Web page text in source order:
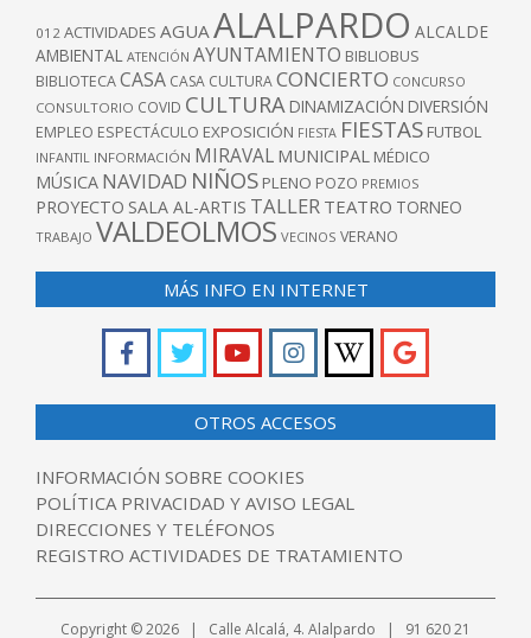
012 ACTIVIDADES AGUAALALPARDO ALCALDE
AMBIENTAL ATENCIÓN AYUNTAMIENTO BIBLIOBUS
BIBLIOTECACASA CASA CULTURACONCIERTO CONCURSO
CONSULTORIO COVID CULTURA DINAMIZACIÓN DIVERSIÓN
EMPLEO ESPECTÁCULO EXPOSICIÓN FIESTA FIESTAS FUTBOL
INFANTIL INFORMACIÓN MIRAVAL MUNICIPAL MÉDICO
MÚSICA NAVIDAD NIÑOS PLENO POZO PREMIOS
PROYECTO SALA AL-ARTIS TALLER TEATRO TORNEO
TRABAJO VALDEOLMOS VECINOS VERANO
MÁS INFO EN INTERNET
OTROS ACCESOS
INFORMACIÓN SOBRE COOKIES
POLÍTICA PRIVACIDAD Y AVISO LEGAL
DIRECCIONES Y TELÉFONOS
REGISTRO ACTIVIDADES DE TRATAMIENTO
Copyright © 2026 | Calle Alcalá, 4. Alalpardo | 91 620 21